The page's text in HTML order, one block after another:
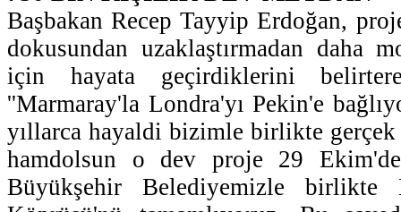
Başbakan Recep Tayyip Erdoğan,
dokusundan uzaklaştırmadan daha
için hayata geçirdiklerini
''Marmaray'la Londra'yı Pekin'e
yıllarca hayaldi bizimle birlikte gerçek
hamdolsun o dev proje 29 Ekim'de
Büyükşehir Belediyemizle